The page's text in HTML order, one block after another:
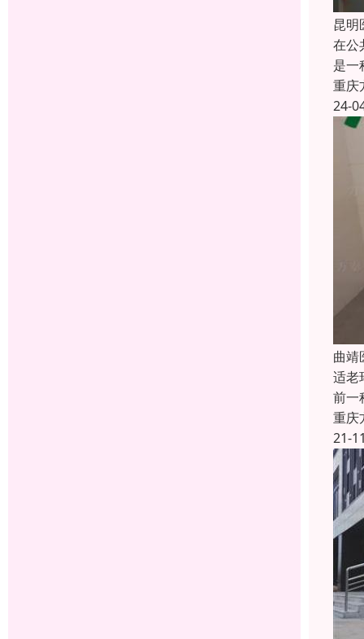
昆明
在公
是一
重庆
24-
曲靖
适老
前一
重庆
21-